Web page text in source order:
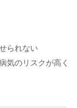
られない
気のリスクが高く